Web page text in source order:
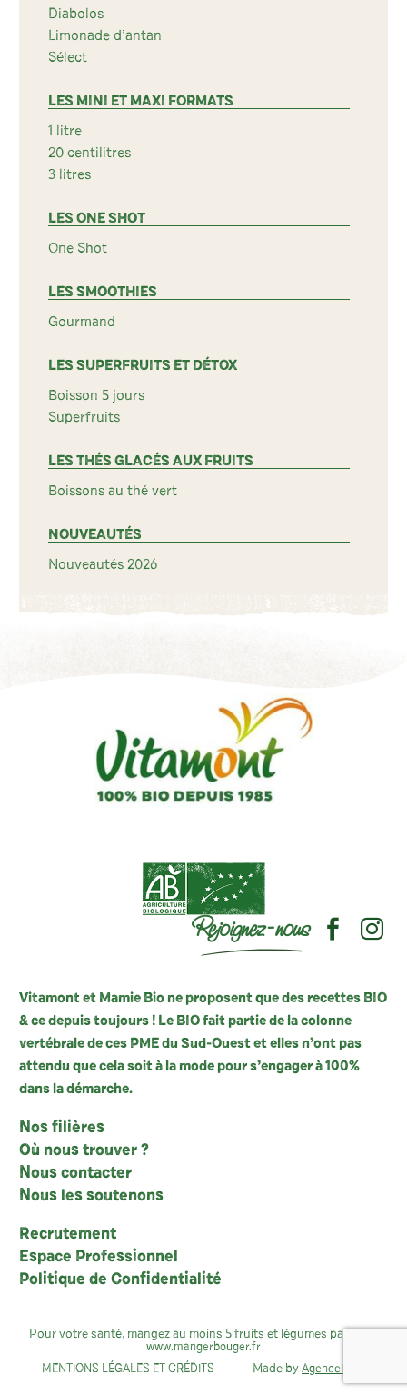
Diabolos
Limonade d’antan
Sélect
LES MINI ET MAXI FORMATS
1 litre
20 centilitres
3 litres
LES ONE SHOT
One Shot
LES SMOOTHIES
Gourmand
LES SUPERFRUITS ET DÉTOX
Boisson 5 jours
Superfruits
LES THÉS GLACÉS AUX FRUITS
Boissons au thé vert
NOUVEAUTÉS
Nouveautés 2026
Rejoignez-nous
Vitamont et Mamie Bio ne proposent que des recettes BIO
& ce depuis toujours ! Le BIO fait partie de la colonne
vertébrale de ces PME du Sud-Ouest et elles n’ont pas
attendu que cela soit à la mode pour s’engager à 100%
dans la démarche.
Nos filières
Où nous trouver ?
Nous contacter
Nous les soutenons
Recrutement
Espace Professionnel
Politique de Confidentialité
Pour votre santé, mangez au moins 5 fruits et légumes par jour :
www.mangerbouger.fr
MENTIONS LÉGALES ET CRÉDITS
Made by AgenceIndie